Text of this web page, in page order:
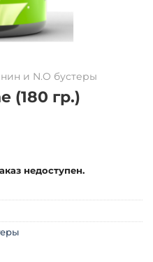
и N.O бустеры
(180 гр.)
недоступен.